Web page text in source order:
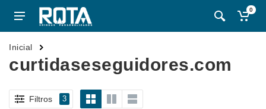
0
Inicial
curtidaseseguidores.com
Filtros 3